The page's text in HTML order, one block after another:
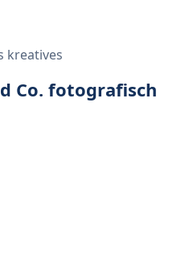
kreatives
Co. fotografisch